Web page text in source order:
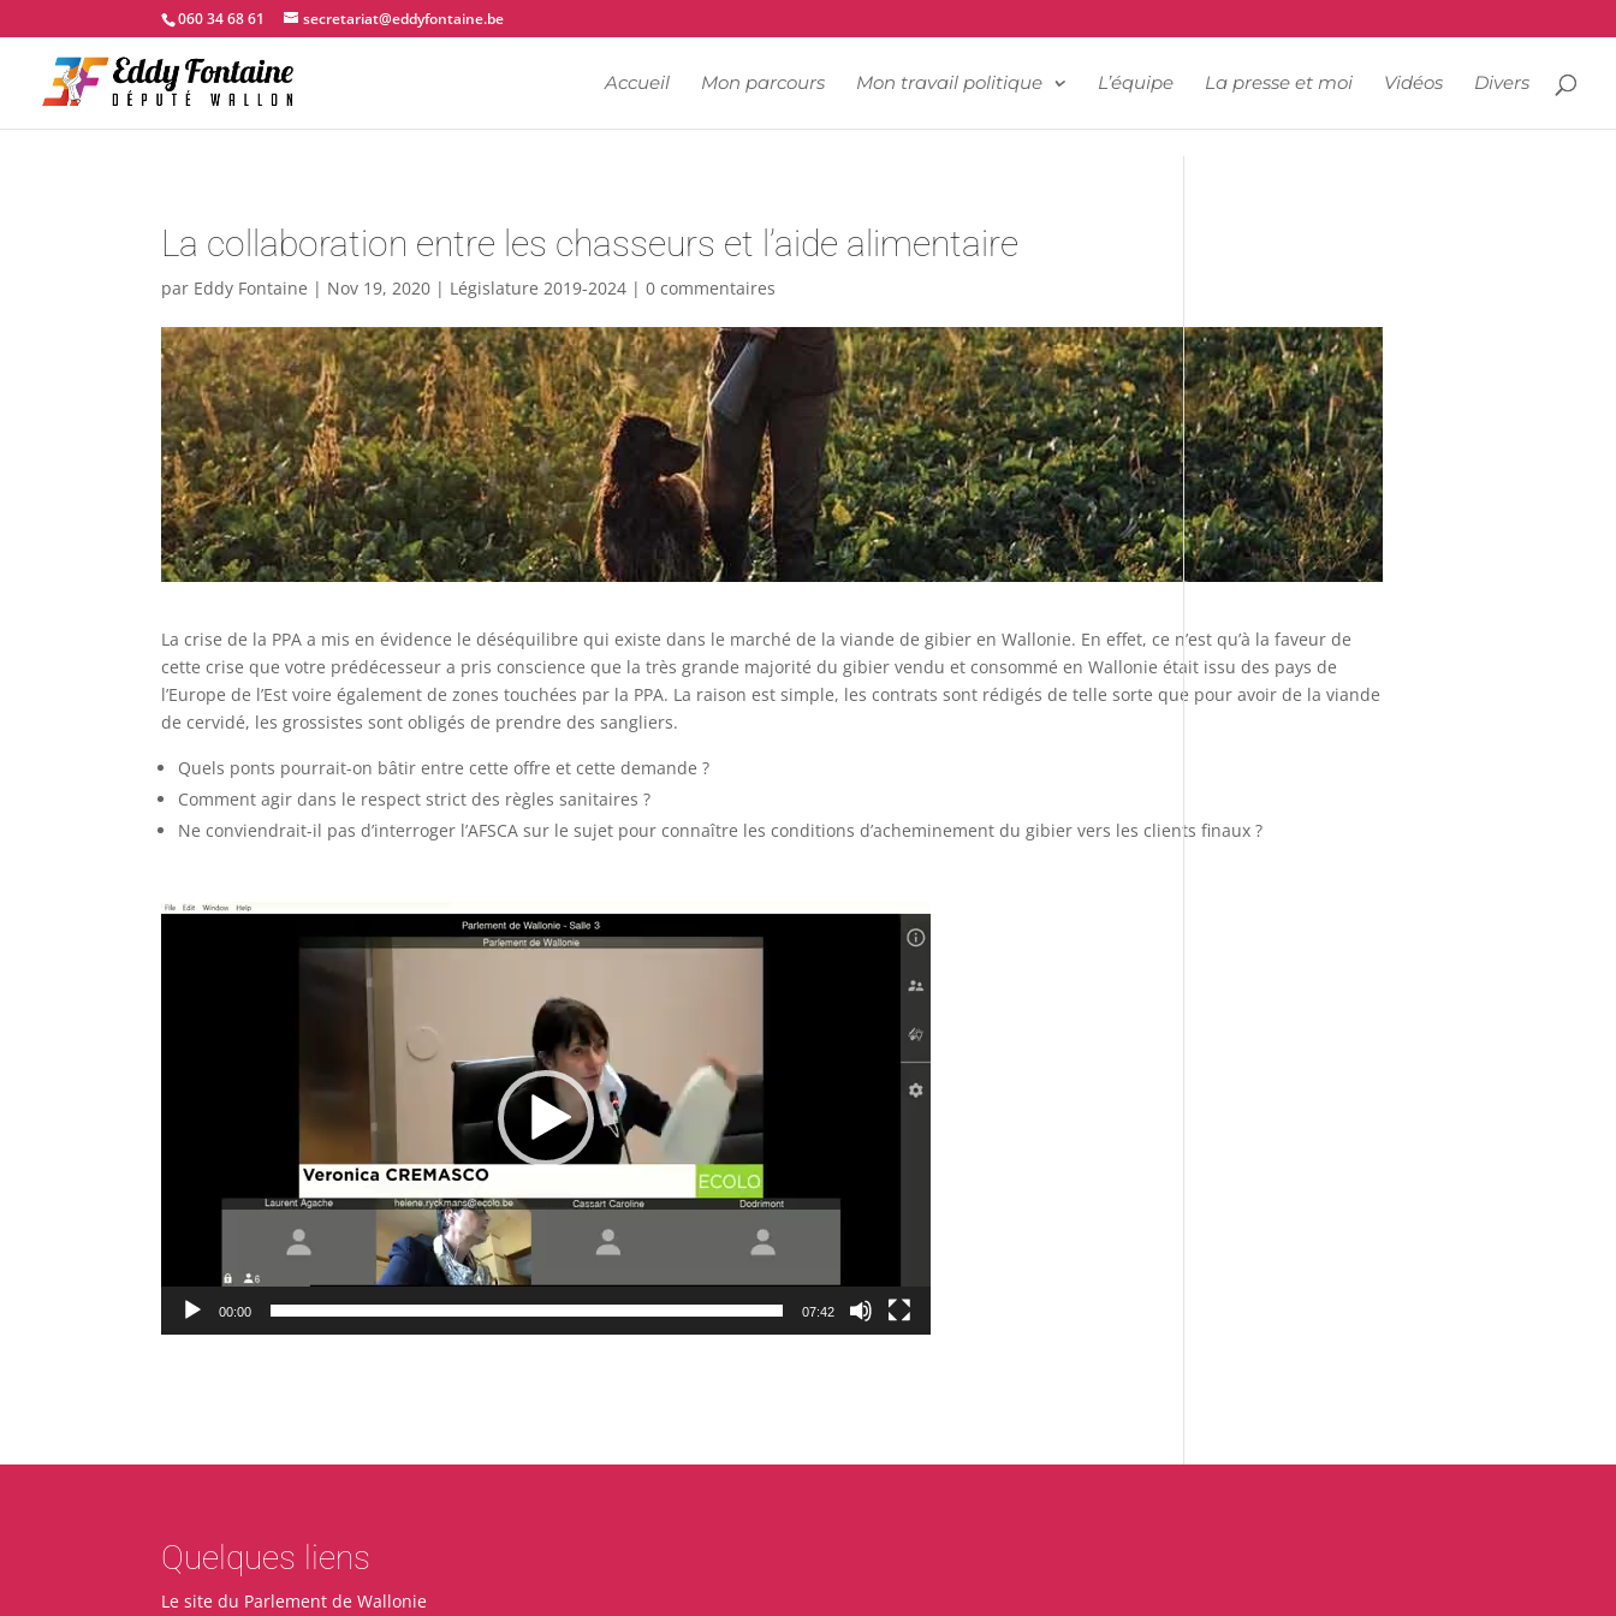
060 34 68 61 secretariat@eddyfontaine.be
Accueil Mon parcours Mon travail politique L’équipe La presse et moi Vidéos Divers
La collaboration entre les chasseurs et l’aide alimentaire
par Eddy Fontaine | Nov 19, 2020 | Législature 2019-2024 |0 commentaires
La crise de la PPA a mis en évidence le déséquilibre qui existe dans le marché de la viande de gibier en Wallonie. En effet, ce n’est qu’à la faveur de
cette crise que votre prédécesseur a pris conscience que la très grande majorité du gibier vendu et consommé en Wallonie était issu des pays de
l’Europe de l’Est voire également de zones touchées par la PPA. La raison est simple, les contrats sont rédigés de telle sorte que pour avoir de la viande
de cervidé, les grossistes sont obligés de prendre des sangliers.
Quels ponts pourrait-on bâtir entre cette offre et cette demande ?
Comment agir dans le respect strict des règles sanitaires ?
Ne conviendrait-il pas d’interroger l’AFSCA sur le sujet pour connaître les conditions d’acheminement du gibier vers les clients finaux ?
Lecteur
00:00 07:42
Quelques liens
Le site du Parlement de Wallonie